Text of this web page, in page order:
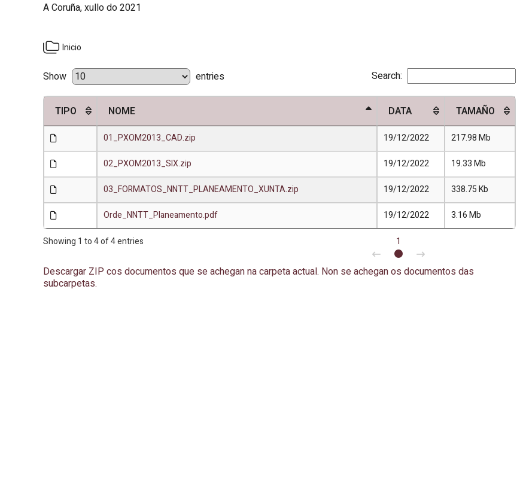
A Coruña, xullo do 2021
Inicio
Show entries Search:
TIPO NOME DATA TAMAÑO
01_PXOM2013_CAD.zip 19/12/2022 217.98 Mb
02_PXOM2013_SIX.zip 19/12/2022 19.33 Mb
03_FORMATOS_NNTT_PLANEAMENTO_XUNTA.zip 19/12/2022 338.75 Kb
Orde_NNTT_Planeamento.pdf 19/12/2022 3.16 Mb
Showing 1 to 4 of 4 entries 1
Descargar ZIP cos documentos que se achegan na carpeta actual. Non se achegan os documentos das
subcarpetas.